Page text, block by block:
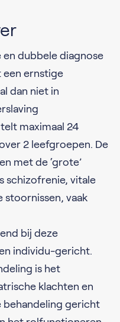
en dubbele diagnose
een ernstige
dan niet in
maximaal 24
2 leefgroepen. De
met de ‘grote’
schizofrenie, vitale
stoornissen, vaak
bij deze
individu-gericht.
is het
klachten en
behandeling gericht